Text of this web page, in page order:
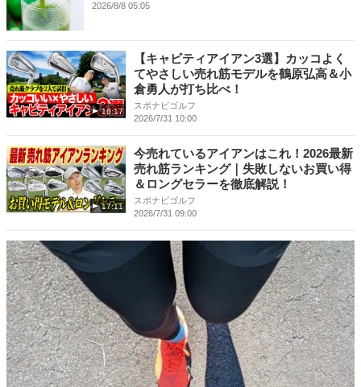
2026/8/8 05:05
16:17
【キャビティアイアン3選】カッコよく
てやさしい売れ筋モデルを鶴原弘高＆小
倉勇人が打ち比べ！
スポナビゴルフ
2026/7/31 10:00
17:11
今売れているアイアンはこれ！2026最新
売れ筋ランキング｜失敗しないお買い得
＆ロングセラーを徹底解説！
スポナビゴルフ
2026/7/31 09:00